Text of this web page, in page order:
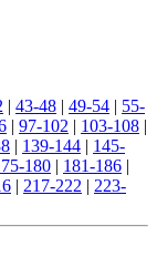
| 43-48 | 49-54 | 55-
| 97-102 | 103-108 |
| 139-144 | 145-
180 | 181-186 |
| 217-222 | 223-